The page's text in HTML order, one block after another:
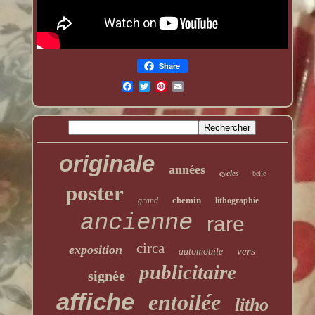
Share
originale années cycles belle
poster grand chemin lithographie
ancienne rare
exposition circa automobile vers
signée publicitaire
affiche entoilée litho